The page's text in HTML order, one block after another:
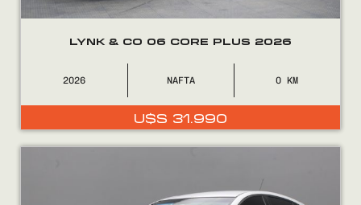
LYNK & CO 06 CORE PLUS 2026
2026 NAFTA 0
U$S 31.990